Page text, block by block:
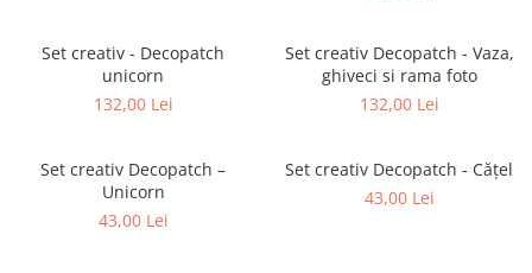
Set creativ - Decopatch
unicorn
132,00 Lei
Set creativ Decopatch - Vaza,
ghiveci si rama foto
132,00 Lei
Set creativ Decopatch –
Unicorn
43,00 Lei
Set creativ Decopatch - Cățel
43,00 Lei